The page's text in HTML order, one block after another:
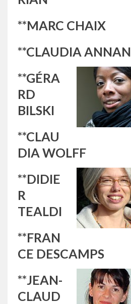
**MARC CHAIX
**CLAUDIA ANNAN
**GÉRA
RD
BILSKI
**CLAU
DIA WOLFF
**DIDIE
R
TEALDI
**FRAN
CE DESCAMPS
**JEAN-
CLAUD